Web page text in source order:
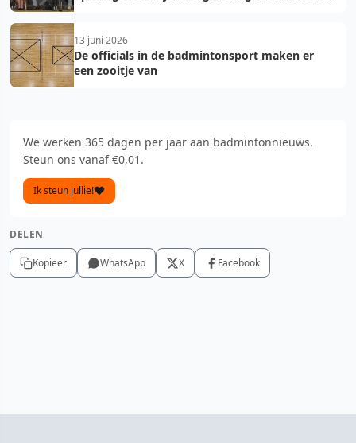
13 juni 2026
De officials in de badmintonsport maken er
een zooitje van
We werken 365 dagen per jaar aan badmintonnieuws.
Steun ons vanaf €0,01.
Ik steun jullie!
DELEN
Kopieer WhatsApp X Facebook